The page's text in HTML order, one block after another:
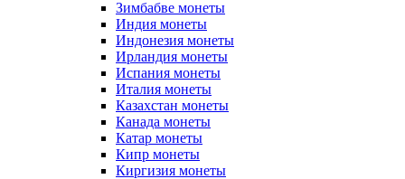
Зимбабве монеты
Индия монеты
Индонезия монеты
Ирландия монеты
Испания монеты
Италия монеты
Казахстан монеты
Канада монеты
Катар монеты
Кипр монеты
Киргизия монеты